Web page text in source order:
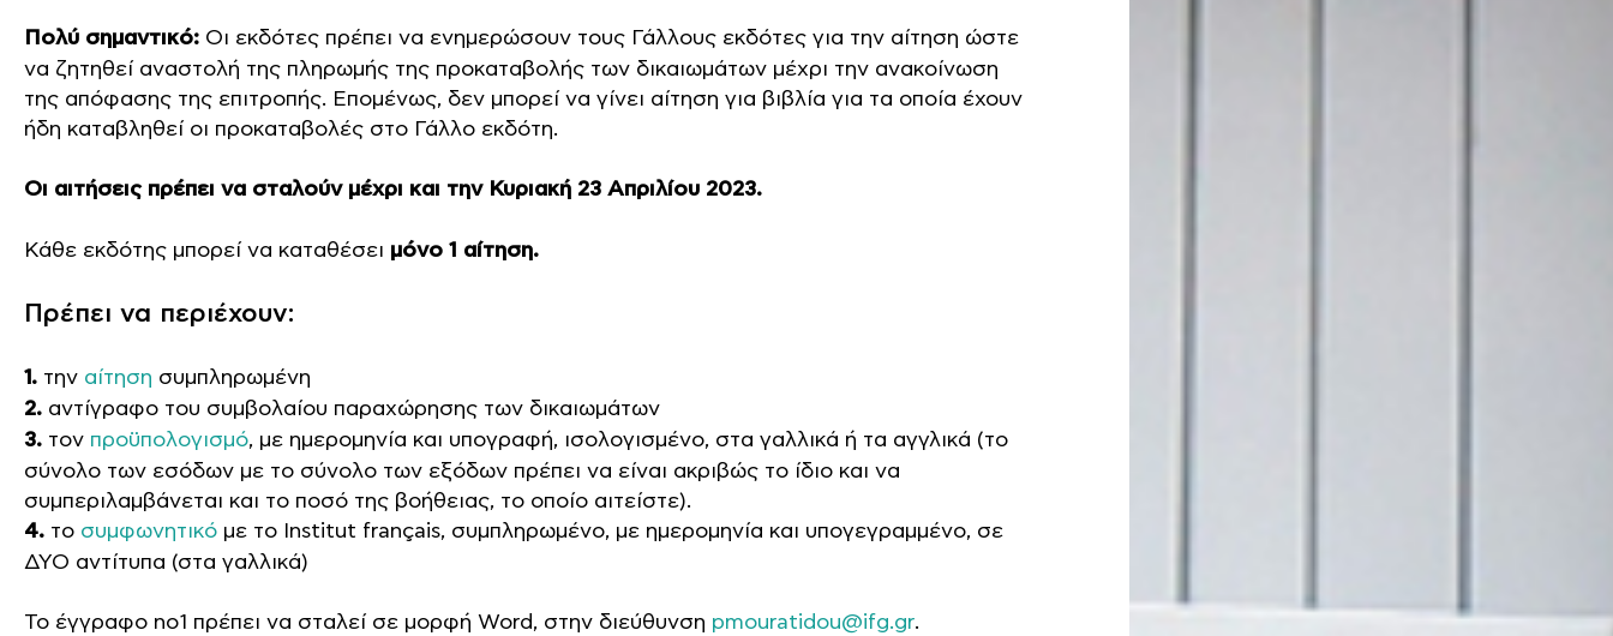
Πολύ σημαντικό: Οι εκδότες πρέπει να ενημερώσουν τους Γάλλους εκδότες για την αίτηση ώστε
να ζητηθεί αναστολή της πληρωμής της προκαταβολής των δικαιωμάτων μέχρι την ανακοίνωση
της απόφασης της επιτροπής. Επομένως, δεν μπορεί να γίνει αίτηση για βιβλία για τα οποία έχουν
ήδη καταβληθεί οι προκαταβολές στο Γάλλο εκδότη.
Οι αιτήσεις πρέπει να σταλούν μέχρι και την Κυριακή 23 Απριλίου 2023.
Κάθε εκδότης μπορεί να καταθέσει μόνο 1 αίτηση.
Πρέπει να περιέχουν:
1. την αίτηση συμπληρωμένη
2. αντίγραφο του συμβολαίου παραχώρησης των δικαιωμάτων
3. τον προϋπολογισμό, με ημερομηνία και υπογραφή, ισολογισμένο, στα γαλλικά ή τα αγγλικά (το
σύνολο των εσόδων με το σύνολο των εξόδων πρέπει να είναι ακριβώς το ίδιο και να
συμπεριλαμβάνεται και το ποσό της βοήθειας, το οποίο αιτείστε).
4. το συμφωνητικό με το Institut français, συμπληρωμένο, με ημερομηνία και υπογεγραμμένο, σε
ΔΥΟ αντίτυπα (στα γαλλικά)
Το έγγραφο no1 πρέπει να σταλεί σε μορφή Word, στην διεύθυνση pmouratidou@ifg.gr.